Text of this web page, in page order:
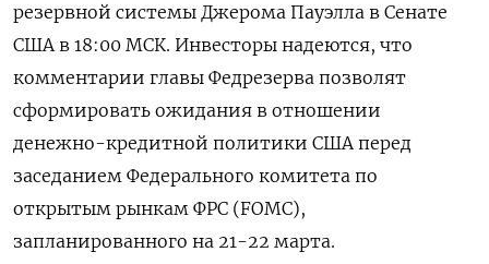
резервной системы Джерома Пауэлла в Сенате
США в 18:00 МСК. Инвесторы надеются, что
комментарии главы Федрезерва позволят
сформировать ожидания в отношении
денежно-кредитной политики США перед
заседанием Федерального комитета по
открытым рынкам ФРС (FOMC),
запланированного на 21-22 марта.